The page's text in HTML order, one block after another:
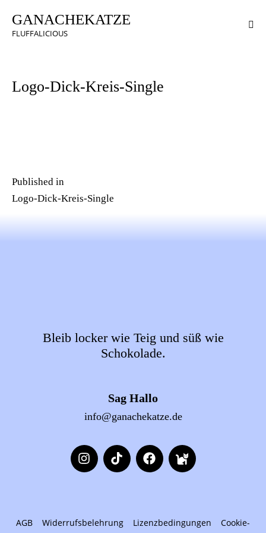
GANACHEKATZE
FLUFFALICIOUS
Logo-Dick-Kreis-Single
Published in
Logo-Dick-Kreis-Single
Bleib locker wie Teig und süß wie
Schokolade.
Sag Hallo
info@ganachekatze.de
AGB Widerrufsbelehrung Lizenzbedingungen Cookie-